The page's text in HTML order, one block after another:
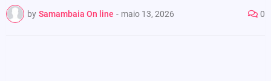
by Samambaia On line - maio 13, 2026 0